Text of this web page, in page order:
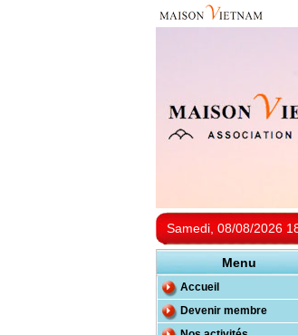
Samedi, 08/08/2026
Menu
Accueil
Devenir membre